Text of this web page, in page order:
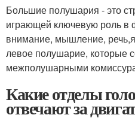
Большие полушария - это
играющей ключевую роль в
внимание, мышление,
левое полушарие, которые
межполушарными
Какие отделы
отвечают за